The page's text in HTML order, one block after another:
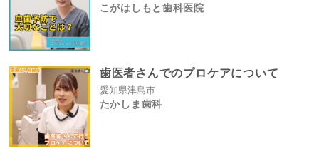
こがはしもと歯科医院
歯医者さんでのプロケアについて
愛知県津島市
たかしま歯科